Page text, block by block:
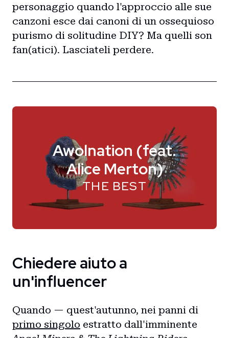
personaggio quando l'approccio alle sue
canzoni esce dai canoni di un ossequioso
purismo di solitudine DIY? Ma quelli son
fan(atici). Lasciateli perdere.
Awolnation (feat.
Alice Merton)
THE BEST
Chiedere aiuto a
un'influencer
Quando — quest'autunno, nei panni di
primo singolo estratto dall'imminente